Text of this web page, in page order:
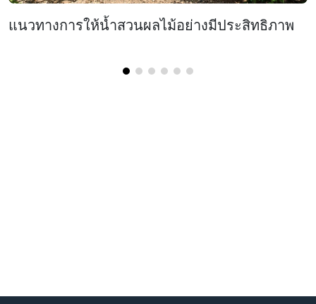
แนวทางการให้น้ำสวนผลไม้อย่างมีประสิทธิภาพ